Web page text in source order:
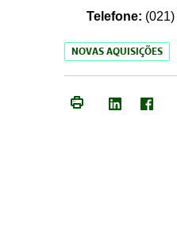
Telefone: (021)
NOVAS AQUISIÇÕES